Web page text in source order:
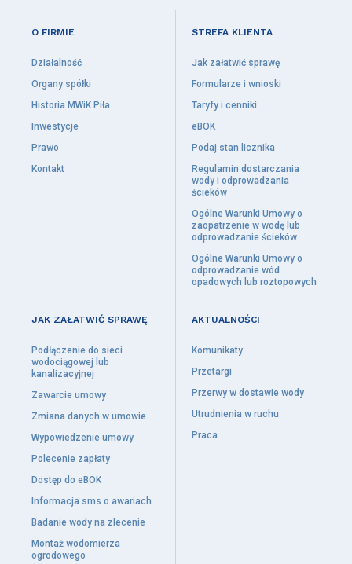
O FIRMIE
Działalność
Organy spółki
Historia MWiK Piła
Inwestycje
Prawo
Kontakt
STREFA KLIENTA
Jak załatwić sprawę
Formularze i wnioski
Taryfy i cenniki
eBOK
Podaj stan licznika
Regulamin dostarczania
wody i odprowadzania
ścieków
Ogólne Warunki Umowy o
zaopatrzenie w wodę lub
odprowadzanie ścieków
Ogólne Warunki Umowy o
odprowadzanie wód
opadowych lub roztopowych
JAK ZAŁATWIĆ SPRAWĘ
Podłączenie do sieci
wodociągowej lub
kanalizacyjnej
Zawarcie umowy
Zmiana danych w umowie
Wypowiedzenie umowy
Polecenie zapłaty
Dostęp do eBOK
Informacja sms o awariach
Badanie wody na zlecenie
Montaż wodomierza
ogrodowego
AKTUALNOŚCI
Komunikaty
Przetargi
Przerwy w dostawie wody
Utrudnienia w ruchu
Praca